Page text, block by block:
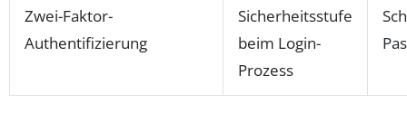
Zwei-Faktor-
Authentifizierung
Sicherheitsstufe
beim Login-
Prozess